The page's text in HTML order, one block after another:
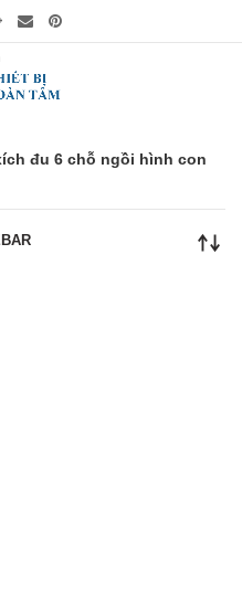
đu 6 chỗ ngồi hình con